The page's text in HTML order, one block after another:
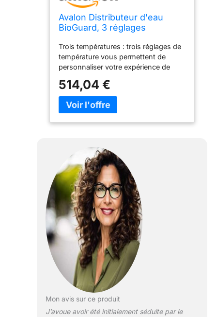
Avalon Distributeur d'eau
BioGuard, 3 réglages
chaude/froide/spatiale, acier
inoxydable durable,
revêtement antimicrobien, UL
répertorié
Trois températures : trois réglages de
température vous permettent de
personnaliser votre expérience de
d'une sortie froide et fraîche. Design
innovant : notre armoire élégante en
acier inoxydable fera de ce
intégrée rend les becs d'eau
clairement visibles la nuit et dispose
d'un indicateur de bouteille vide qui
s'allume lorsque la bouteille doit être
remplacée. Chargement par le bas
avec BioGuard : notre refroidisseur
d'eau se charge par le bas pour
éliminer la fatigue liée au levage,
réduire les déversements et est
adapté pour les bouteilles d'eau de 3
à 5 gallons (bouteille non incluse). Les
zones de contact élevées sont
également traitées avec un
revêtement antimicrobien BioGuard
pour empêcher la croissance des
bactéries. Sécurité enfant : ce produit
est certifié UL et dispose d'un verrou
514,04 €
Mon avis sur ce produit
J’avoue avoir été initialement séduite par le